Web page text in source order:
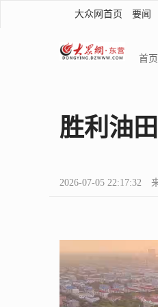
大众网首页 要闻
首页
胜利油
2026-07-05 22:17:32